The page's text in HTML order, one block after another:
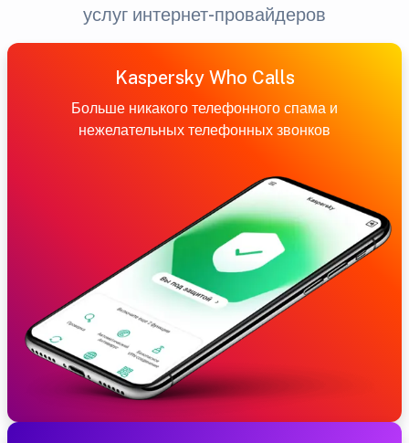
услуг интернет-провайдеров
Kaspersky Who Calls
Больше никакого телефонного спама и
нежелательных телефонных звонков